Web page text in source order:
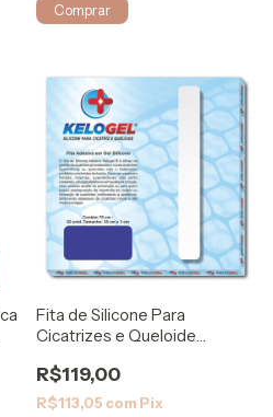
Fita de Silicone Para
Cicatrizes e Queloide
R$119,00
R$113,05 com Pix